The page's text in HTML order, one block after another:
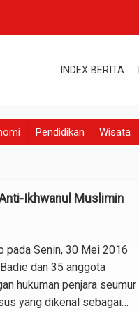
INDEX BERITA
Pendidikan Wisata
Ikhwanul Muslimin
pada Senin, 30 Mei 2016
dan 35 anggota
hukuman penjara seumur
yang dikenal sebagai